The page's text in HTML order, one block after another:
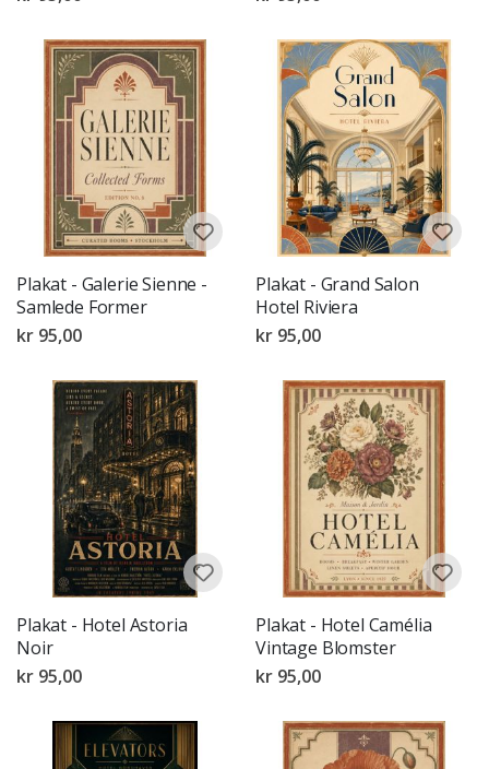
Plakat - Galerie Sienne -
Samlede Former
kr 95,00
Plakat - Grand Salon
Hotel Riviera
kr 95,00
Plakat - Hotel Astoria
Noir
kr 95,00
Plakat - Hotel Camélia
Vintage Blomster
kr 95,00